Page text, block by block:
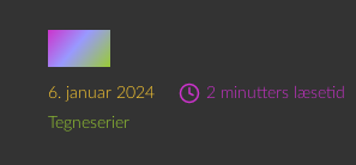
Ørn
6. januar 2024 2 minutters læsetid
Tegneserier